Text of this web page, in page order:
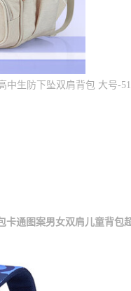
中生防下坠双肩背包 大号-
卡通图案男女双肩儿童背包